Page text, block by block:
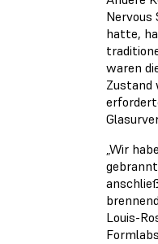
Nervous
hatte,
waren
Zustand
„Wir
Louis-